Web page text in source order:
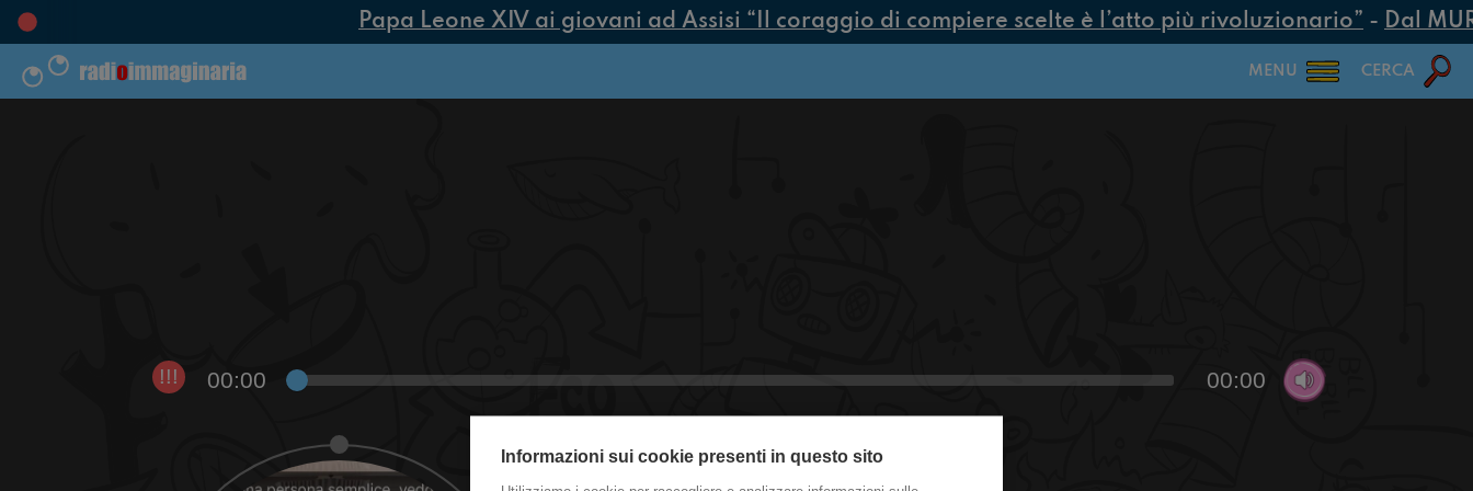
Papa Leone XIV ai giovani ad Assisi “Il coraggio di compiere scelte è l’atto più rivoluzionario”- Dal
MENU CERCA
!!! 00:00 00:00
Informazioni sui cookie presenti in questo sito